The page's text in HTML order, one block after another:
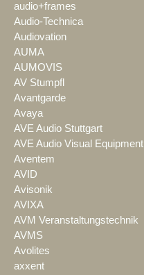
audio+frames
Audio-Technica
Audiovation
AUMA
AUMOVIS
AV Stumpfl
Avantgarde
Avaya
AVE Audio Stuttgart
AVE Audio Visual Equipment
Aventem
AVID
Avisonik
AVIXA
AVM Veranstaltungstechnik
AVMS
Avolites
axxent